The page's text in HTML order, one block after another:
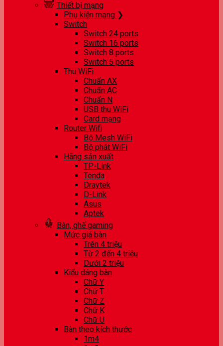
Thiết bị mạng
Phụ kiện mạng ❯
Switch
Switch 24 ports
Switch 16 ports
Switch 8 ports
Switch 5 ports
Thu WiFi
Chuẩn AX
Chuẩn AC
Chuẩn N
USB thu WiFi
Card mạng
Router Wifi
Bộ Mesh WiFi
Bộ phát WiFi
Hãng sản xuất
TP-Link
Tenda
Draytek
D-Link
Asus
Aptek
Bàn, ghế gaming
Mức giá bàn
Trên 4 triệu
Từ 2 đến 4 triệu
Dưới 2 triệu
Kiểu dáng bàn
Chữ Y
Chữ T
Chữ Z
Chữ K
Chữ U
Bàn theo kích thước
1m4